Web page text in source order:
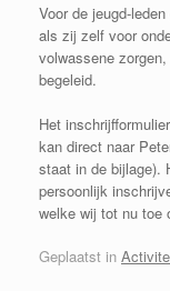
Voor de jeugd-
als zij zelf voor
volwassene
begeleid.
Het
kan direct naar
staat in de bijlage).
persoonlijk
welke wij tot nu toe
Geplaatst in